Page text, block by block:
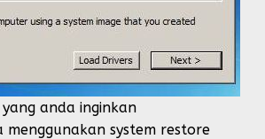
anda inginkan
menggunakan system restore